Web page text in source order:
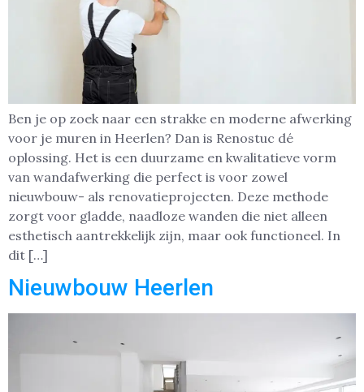
Ben je op zoek naar een strakke en moderne afwerking
voor je muren in Heerlen? Dan is Renostuc dé
oplossing. Het is een duurzame en kwalitatieve vorm
van wandafwerking die perfect is voor zowel
nieuwbouw- als renovatieprojecten. Deze methode
zorgt voor gladde, naadloze wanden die niet alleen
esthetisch aantrekkelijk zijn, maar ook functioneel. In
dit […]
Nieuwbouw Heerlen